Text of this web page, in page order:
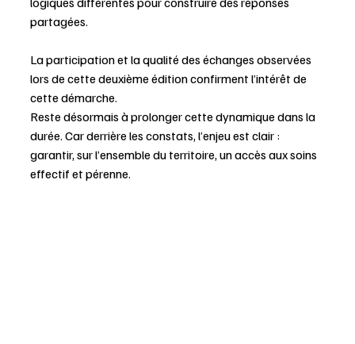
partagées.
La participation et la qualité des échanges observées
lors de cette deuxième édition confirment l’intérêt de
cette démarche.
Reste désormais à prolonger cette dynamique dans la
durée. Car derrière les constats, l’enjeu est clair :
garantir, sur l’ensemble du territoire, un accès aux soins
effectif et pérenne.